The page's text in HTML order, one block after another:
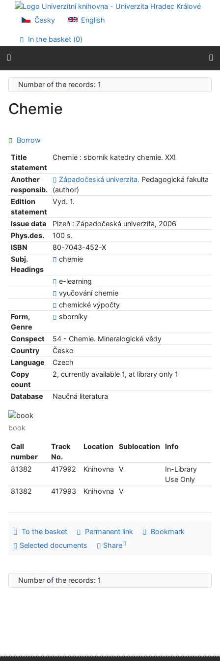
Go to content
Go to menu
Accessibility declaration
Česky English
In the basket (0)
Number of the records: 1
Chemie
Borrow
Title
statement
Chemie : sborník katedry chemie. XXI
Another
responsib.
Západočeská univerzita. Pedagogická fakulta
(author)
Edition
statement
Vyd. 1.
Issue data
Plzeň : Západočeská univerzita, 2006
Phys.des.
100 s.
ISBN
80-7043-452-X
Subj.
Headings
chemie
e-learning
vyučování chemie
chemické výpočty
Form,
Genre
sborníky
Conspect
54 - Chemie. Mineralogické vědy
Country
Česko
Language
Czech
Copy
count
2, currently available 1, at library only 1
Database Naučná literatura
book
Call
number
Track
No.
Location Sublocation Info
81382 417992 Knihovna V
In-Library
Use Only
81382
417993 Knihovna V
To the basket Permanent link
Bookmark
Selected documents
Share
Number of the records: 1